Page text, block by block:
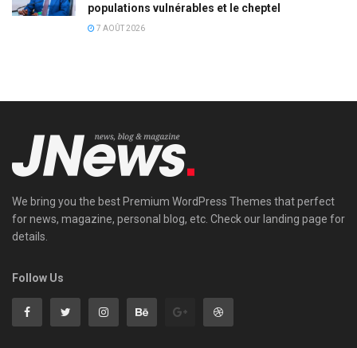
populations vulnérables et le cheptel
7 AOÛT 2026
We bring you the best Premium WordPress Themes that perfect
for news, magazine, personal blog, etc. Check our landing page for
details.
Follow Us